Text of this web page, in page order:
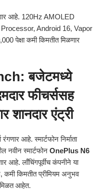
आहे. 120Hz AMOLED
Android 16, Vapor
पेक्षा कमी किमतीत मिळणार
बजेटमध्ये
फीचर्ससह
शानदार एंट्री
रंगणार आहे. स्मार्टफोन निर्माता
नवीन स्मार्टफोन OnePlus N6
आहे. लाँचिंगपूर्वीच कंपनीने या
किमतीत प्रीमियम अनुभव
मिळत आहेत.